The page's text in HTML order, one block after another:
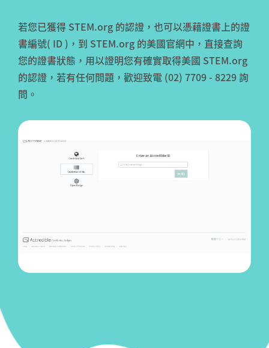
若您已獲得 STEM.org 的認證，也可以憑藉證書上的證
書編號( ID )，到 STEM.org 的美國官網中，直接查詢
您的證書狀態，用以證明您有確實取得美國 STEM.org
的認證，若有任何問題，歡迎致電 (02) 7709 - 8229 詢
問。